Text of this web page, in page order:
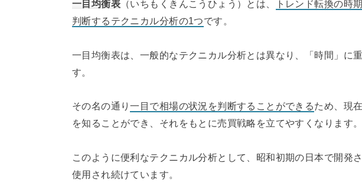
一目均衡表 （いちもくきんこうひょう）とは、
トレンド転換の時
判断するテクニカル分析の1つです。
一目均衡表は、一般的なテクニカル分析とは異なり、「時間」に
す。
その名の通り一目で相場の状況を判断することができるため、現
を知ることができ、それをもとに売買戦略を立てやすくなります。
このように便利なテクニカル分析として、昭和初期の日本で開発
使用され続けています。